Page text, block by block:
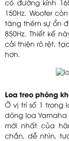
có đường kính
150Hz. Woofer
tăng thêm sự ổn
850Hz. Thiết kế
cải thiện rõ rệt,
hơn.
Loa treo phòng
Ở vị trí số 1 trong
dòng loa Yamaha
mới nhất của
chắn, dễ nhìn,